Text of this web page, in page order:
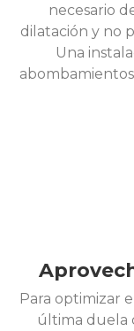
necesario
dilatación y no
Una
Para optimizar
última duela